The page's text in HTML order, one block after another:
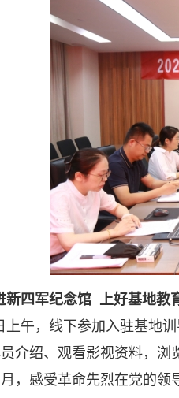
四军纪念馆 上好基地教
午，线下参加入驻基地训
介绍、观看影视资料，浏
，感受革命先烈在党的领